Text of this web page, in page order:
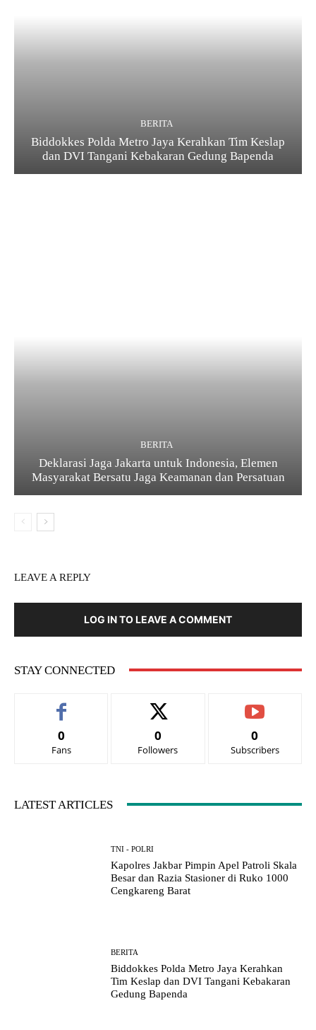
BERITA
Biddokkes Polda Metro Jaya Kerahkan Tim Keslap
dan DVI Tangani Kebakaran Gedung Bapenda
BERITA
Deklarasi Jaga Jakarta untuk Indonesia, Elemen
Masyarakat Bersatu Jaga Keamanan dan Persatuan
LEAVE A REPLY
LOG IN TO LEAVE A COMMENT
STAY CONNECTED
0
Fans
0
Followers
0
Subscribers
LATEST ARTICLES
TNI - POLRI
Kapolres Jakbar Pimpin Apel Patroli Skala
Besar dan Razia Stasioner di Ruko 1000
Cengkareng Barat
BERITA
Biddokkes Polda Metro Jaya Kerahkan
Tim Keslap dan DVI Tangani Kebakaran
Gedung Bapenda